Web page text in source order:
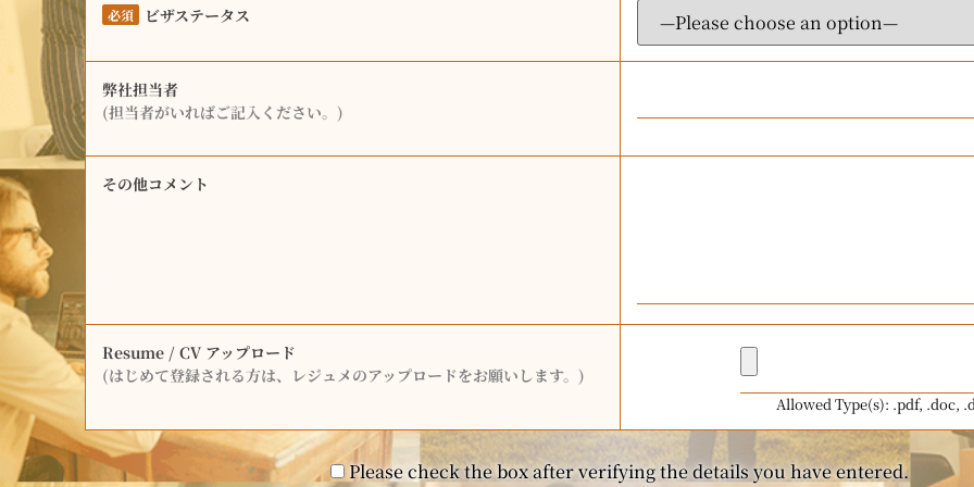
必須 ビザステータス
弊社担当者
(担当者がいればご記入ください。)
その他コメント
Resume / CV アップロード
(はじめて登録される方は、レジュメのアップロードをお願いします。)
Allowed Type(s): .pdf, .doc,
Please check the box after verifying the details you have entered.